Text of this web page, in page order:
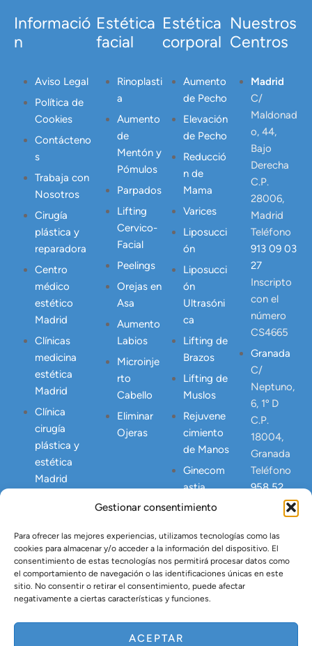
Gestionar consentimiento
Para ofrecer las mejores experiencias, utilizamos tecnologías como las
cookies para almacenar y/o acceder a la información del dispositivo. El
consentimiento de estas tecnologías nos permitirá procesar datos como
el comportamiento de navegación o las identificaciones únicas en este
sitio. No consentir o retirar el consentimiento, puede afectar
negativamente a ciertas características y funciones.
ACEPTAR
Informació
n
Aviso Legal
Política de
Cookies
Contácteno
s
Trabaja con
Nosotros
Cirugía
plástica y
reparadora
Centro
médico
estético
Madrid
Clínicas
medicina
estética
Madrid
Clínica
cirugía
plástica y
estética
Madrid
Estética
facial
Rinoplasti
a
Aumento
de
Mentón y
Pómulos
Parpados
Lifting
Cervico-
Facial
Peelings
Orejas en
Asa
Aumento
Labios
Microinje
rto
Cabello
Eliminar
Ojeras
Estética
corporal
Aumento
de Pecho
Elevación
de Pecho
Reducció
n de
Mama
Varices
Liposucci
ón
Liposucci
ón
Ultrasóni
ca
Lifting de
Brazos
Lifting de
Muslos
Rejuvene
cimiento
de Manos
Ginecom
astia
Correcció
Abdomen
Postpart
o
Lipo
Nuestros
Centros
Madrid
C/
Maldonad
o, 44,
Bajo
Derecha
C.P.
28006,
Madrid
Teléfono
913 09 03
27
Inscripto
con el
número
CS4665
Granada
C/
Neptuno,
6, 1º D
C.P.
18004,
Granada
Teléfono
958 52
Junta de
Andalucia
NICA
23445